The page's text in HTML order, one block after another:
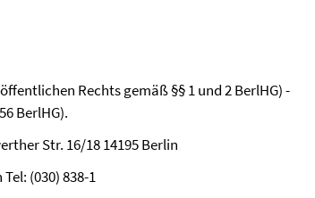
Rechts gemäß §§ 1 und 2 BerlHG) -
BerlHG).
Str. 16/18 14195 Berlin
(030) 838-1